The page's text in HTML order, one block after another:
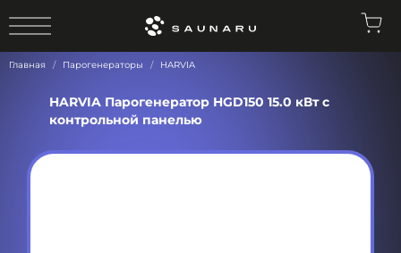
Главная Парогенераторы HARVIA
HARVIA Парогенератор HGD150 15.0 кВт с
контрольной панелью